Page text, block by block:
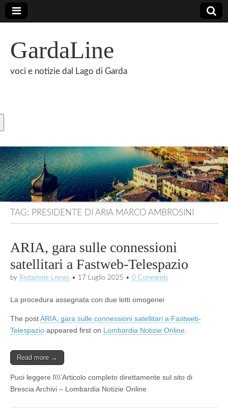
GardaLine
voci e notizie dal Lago di Garda
TAG: PRESIDENTE DI ARIA MARCO AMBROSINI
ARIA, gara sulle connessioni
satellitari a Fastweb-Telespazio
by Redazione Lnews • 17 Luglio 2025 • 0 Comments
La procedura assegnata con due lotti omogenei
The postARIA, gara sulle connessioni satellitari a Fastweb-
Telespazio appeared first on Lombardia Notizie Online
Read more →
Puoi leggere l\\\’Articolo completo direttamente sul sito di
Brescia Archivi – Lombardia Notizie Online